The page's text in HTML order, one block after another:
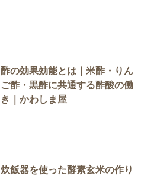
酢の効果効能とは｜米酢・りん
ご酢・黒酢に共通する酢酸の働
き｜かわしま屋
炊飯器を使った酵素玄米の作り